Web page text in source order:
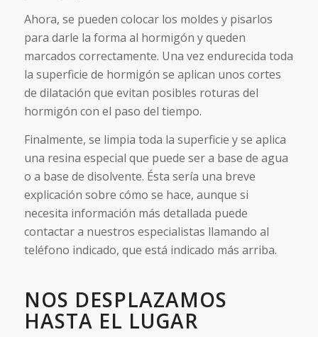
Ahora, se pueden colocar los moldes y pisarlos
para darle la forma al hormigón y queden
marcados correctamente. Una vez endurecida toda
la superficie de hormigón se aplican unos cortes
de dilatación que evitan posibles roturas del
hormigón con el paso del tiempo.
Finalmente, se limpia toda la superficie y se aplica
una resina especial que puede ser a base de agua
o a base de disolvente. Ésta sería una breve
explicación sobre cómo se hace, aunque si
necesita información más detallada puede
contactar a nuestros especialistas llamando al
teléfono indicado, que está indicado más arriba.
NOS DESPLAZAMOS
HASTA EL LUGAR